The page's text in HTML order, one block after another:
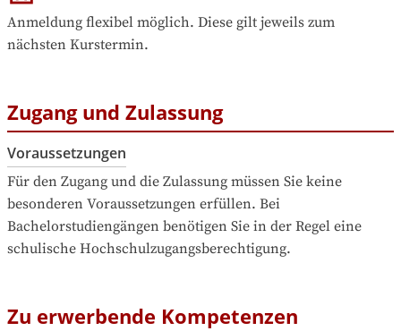
Anmeldung flexibel möglich. Diese gilt jeweils zum
nächsten Kurstermin.
Zugang und Zulassung
Voraussetzungen
Für den Zugang und die Zulassung müssen Sie keine
besonderen Voraussetzungen erfüllen. Bei
Bachelorstudiengängen benötigen Sie in der Regel eine
schulische Hochschulzugangsberechtigung.
Zu erwerbende Kompetenzen